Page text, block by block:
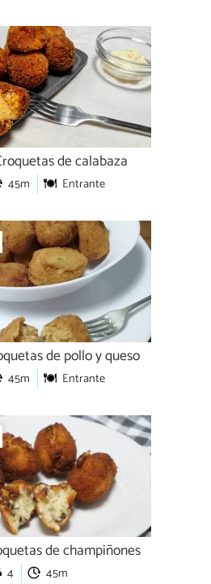
de calabaza
45m Entrante
de pollo y queso
45m Entrante
de champiñones
4 45m